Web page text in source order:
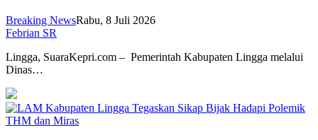
Breaking NewsRabu, 8 Juli 2026
Febrian SR
Lingga, SuaraKepri.com – Pemerintah Kabupaten Lingga melalui
Dinas…